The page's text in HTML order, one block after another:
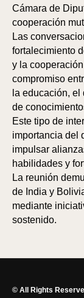
Cámara de
cooperación
Las
fortalecimiento
y la
compromiso
la educación,
de
Este tipo de
importancia del
impulsar
habilidades y
La reunión
de India y
mediante
sostenido.
© All Rights